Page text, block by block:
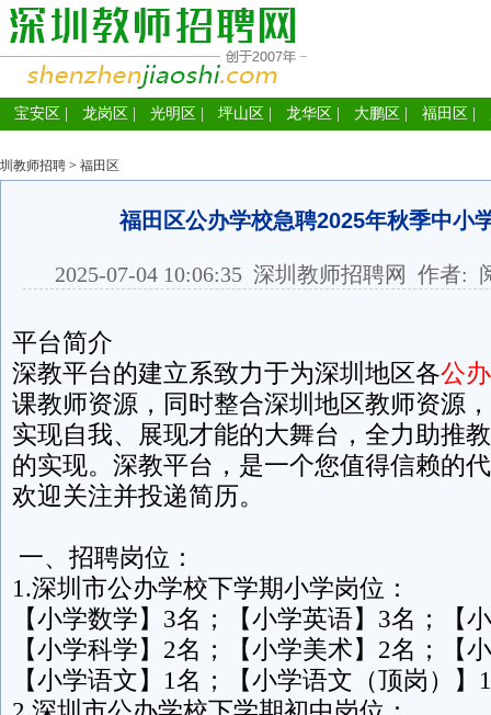
宝安区 龙岗区 光明区 坪山区 龙华区 大鹏区 福田区
圳教师招聘 > 福田区
福田区公办学校急聘2025年秋季中小
2025-07-04 10:06:35 深圳教师招聘网 作者:
平台简介
深教平台的建立系致力于为深圳地区各公办
课教师资源，同时整合深圳地区教师资源
实现自我、展现才能的大舞台，全力助推
的实现。深教平台，是一个您值得信赖的
欢迎关注并投递简历。
一、招聘岗位：
1.深圳市公办学校下学期小学岗位：
【小学数学】3名；【小学英语】3名；【
【小学科学】2名；【小学美术】2名；【
【小学语文】1名；【小学语文（顶岗）】